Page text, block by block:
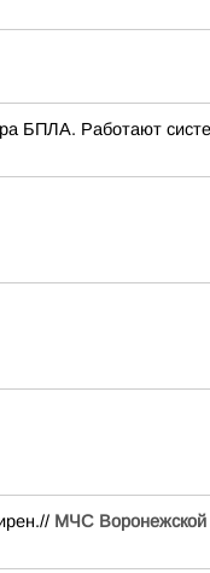
БПЛА. Работают
МЧС Воронежской